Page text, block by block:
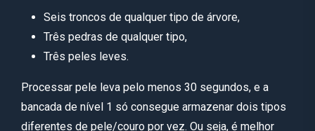
Seis troncos de qualquer tipo de árvore,
Três pedras de qualquer tipo,
Três peles leves.
Processar pele leva pelo menos 30 segundos, e a
bancada de nível 1 só consegue armazenar dois tipos
diferentes de pele/couro por vez. Ou seja, é melhor